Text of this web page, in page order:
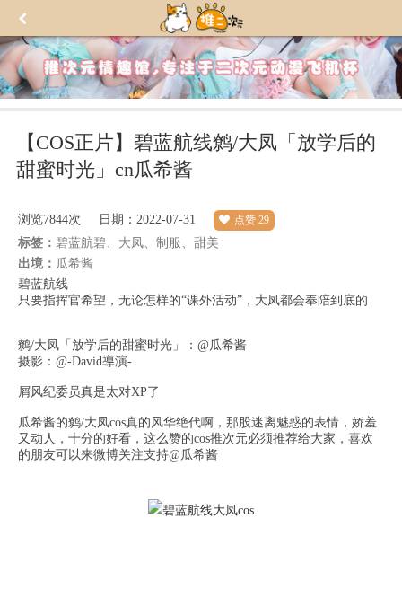
【COS正片】碧蓝航线鹩/大凤「放学后的
甜蜜时光」cn瓜希酱
浏览7844次 日期：2022-07-31 点赞 29
标签： 碧蓝航碧、大凤、制服、甜美
出境： 瓜希酱
碧蓝航线
只要指挥官希望，无论怎样的“课外活动”，大凤都会奉陪到底的
鹩/大凤「放学后的甜蜜时光」：@瓜希酱
摄影：@-David導演-
屑风纪委员真是太对XP了
瓜希酱的鹩/大凤cos真的风华绝代啊，那股迷离魅惑的表情，娇羞
又动人，十分的好看，这么赞的cos推次元必须推荐给大家，喜欢
的朋友可以来微博关注支持@瓜希酱